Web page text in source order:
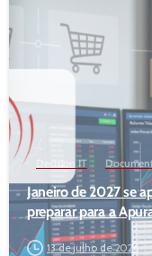
Decision IT
Janeiro de 2027 se
preparar para a
13 de julho de 2026